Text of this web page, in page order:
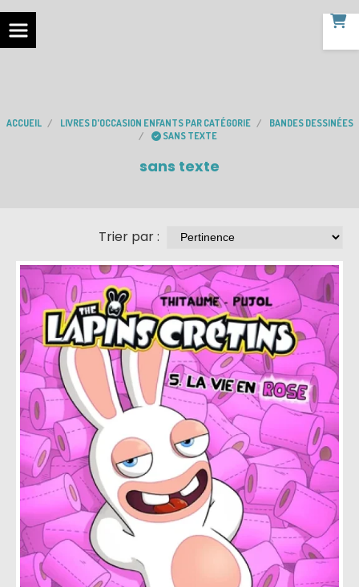
ACCUEIL LIVRES D'OCCASION ENFANTS PAR CATÉGORIE
BANDES DESSINÉES
SANS TEXTE
sans texte
Trier par :